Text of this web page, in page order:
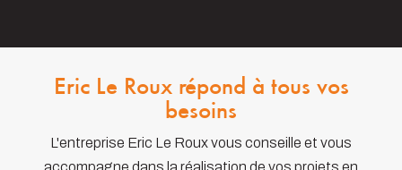
Eric Le Roux répond à tous vos
besoins
L'entreprise Eric Le Roux vous conseille et vous
accompagne dans la réalisation de vos projets en